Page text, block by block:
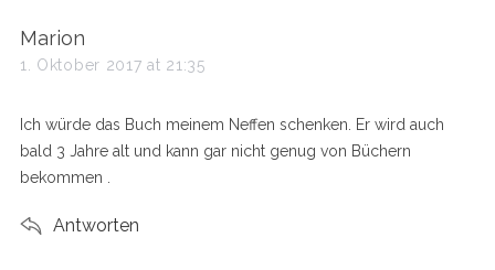
s
a
s
:
Marion
1. Oktober 2017 at 21:35
Ich würde das Buch meinem Neffen schenken. Er wird auch
bald 3 Jahre alt und kann gar nicht genug von Büchern
bekommen .
Antworten